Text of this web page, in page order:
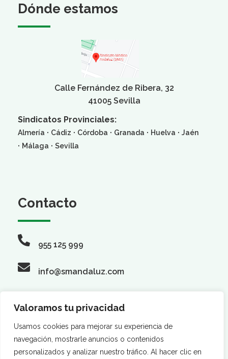
Valoramos tu privacidad
Usamos cookies para mejorar su experiencia de
navegación, mostrarle anuncios o contenidos
personalizados y analizar nuestro tráfico. Al hacer clic en
Dónde estamos
Calle Fernández de Ribera, 32
41005 Sevilla
Sindicatos Provinciales:
Almería · Cádiz · Córdoba · Granada · Huelva · Jaén
· Málaga · Sevilla
Contacto
955 125 999
info@smandaluz.com
Síguenos